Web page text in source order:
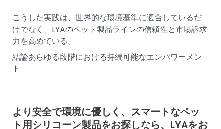
こうした実践は、世界的な環境基準に適合しているだ
けでなく、LYAのペット製品ラインの信頼性と市場訴求
力を高めている。
結論あらゆる段階における持続可能なエンパワーメン
ト
より安全で環境に優しく、スマートなペッ
ト用シリコーン製品をお探しなら、LYAをお